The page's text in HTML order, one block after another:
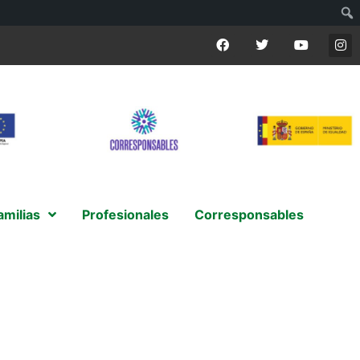
Profesionales Corresponsables